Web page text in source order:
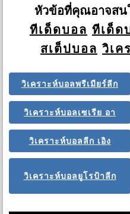
หัวข้อที่คุณอาจสน
ทีเด็ดบอล ทีเด็ด
สเต็ปบอล วิเค
วิเคราะห์บอลพรีเมียร์ลีก
วิเคราะห์บอลเซเรีย อา
วิเคราะห์บอลลีก เอิง
วิเคราะห์บอลยูโรป้าลีก